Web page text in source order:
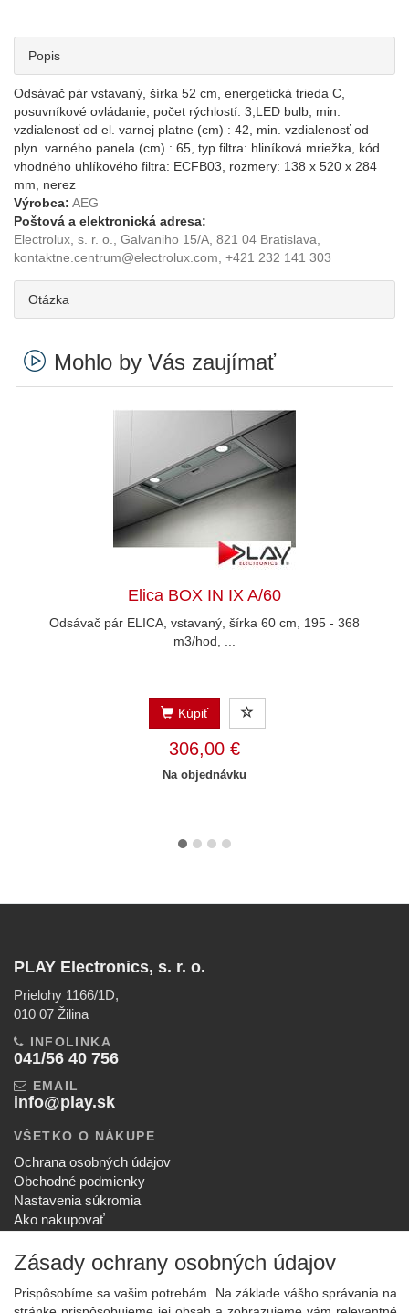
Popis
Odsávač pár vstavaný, šírka 52 cm, energetická trieda C,
posuvníkové ovládanie, počet rýchlostí: 3,LED bulb, min.
vzdialenosť od el. varnej platne (cm) : 42, min. vzdialenosť od
plyn. varného panela (cm) : 65, typ filtra: hliníková mriežka, kód
vhodného uhlíkového filtra: ECFB03, rozmery: 138 x 520 x 284
mm, nerez
Výrobca: AEG
Poštová a elektronická adresa:
Electrolux, s. r. o., Galvaniho 15/A, 821 04 Bratislava,
kontaktne.centrum@electrolux.com, +421 232 141 303
Otázka
Mohlo by Vás zaujímať
Elica BOX IN IX A/60
Odsávač pár ELICA, vstavaný, šírka 60 cm, 195 - 368
m3/hod, ...
Kúpiť
306,00 €
Na objednávku
PLAY Electronics, s. r. o.
Prielohy 1166/1D,
010 07 Žilina
INFOLINKA
041/56 40 756
EMAIL
info@play.sk
VŠETKO O NÁKUPE
Ochrana osobných údajov
Obchodné podmienky
Nastavenia súkromia
Ako nakupovať
SPOLOČNOSŤ
O nás
Kontakt
Zásady ochrany osobných údajov
Prispôsobíme sa vašim potrebám. Na základe vášho správania na